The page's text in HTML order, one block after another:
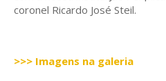
coronel Ricardo José Steil.
>>> Imagens na galeria